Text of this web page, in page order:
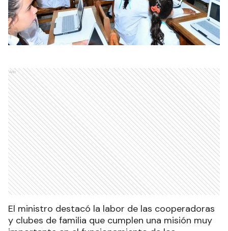
Ads
El ministro destacó la labor de las cooperadoras
y clubes de familia que cumplen una misión muy